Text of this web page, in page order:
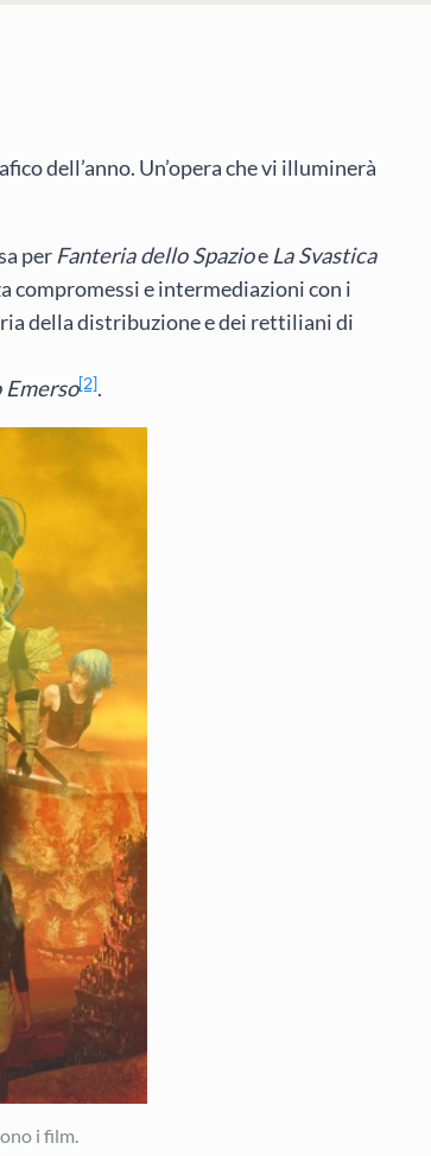
dell’anno. Un’opera che vi illuminerà
per Fanteria dello Spazioe La Svastica
compromessi e intermediazioni con i
della distribuzione e dei rettiliani di
Emerso[2].
i film.